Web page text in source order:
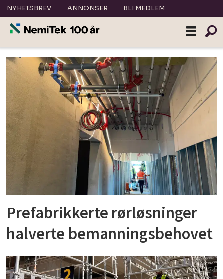
NYHETSBREV ANNONSER BLI MEDLEM
Tag:
prefabrikering
Prefabrikkerte rørløsninger
halverte bemanningsbehovet